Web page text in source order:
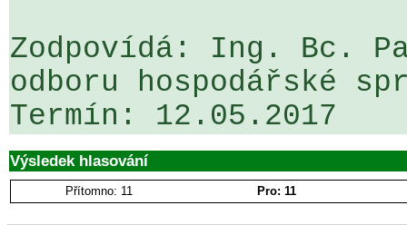
Zodpovídá: Ing. Bc.
odboru hospodářské
Výsledek hlasování
Přítomno: 11 Pro: 11